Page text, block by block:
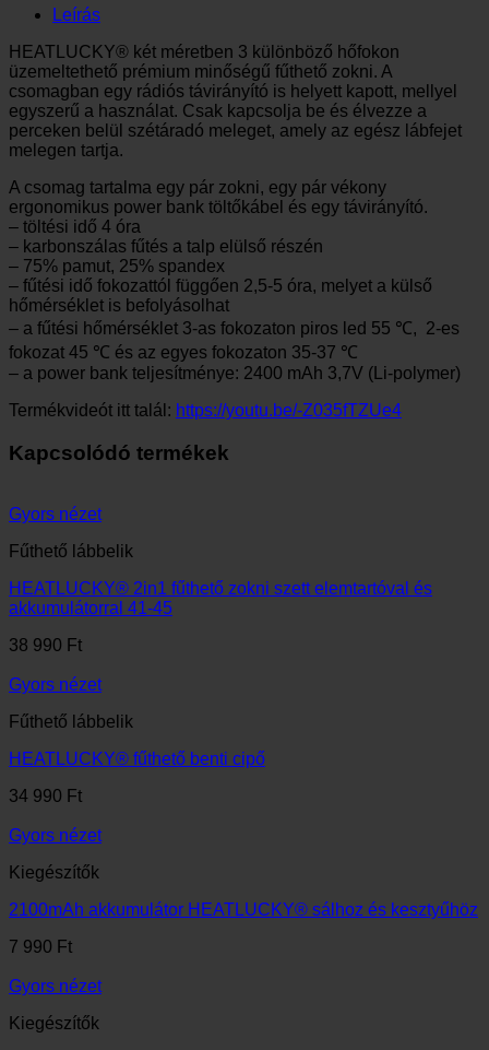
Leírás
HEATLUCKY® két méretben 3 különböző hőfokon
üzemeltethető prémium minőségű fűthető zokni. A
csomagban egy rádiós távirányító is helyett kapott, mellyel
egyszerű a használat. Csak kapcsolja be és élvezze a
perceken belül szétáradó meleget, amely az egész lábfejet
melegen tartja.
A csomag tartalma egy pár zokni, egy pár vékony
ergonomikus power bank töltőkábel és egy távirányító.
– töltési idő 4 óra
– karbonszálas fűtés a talp elülső részén
– 75% pamut, 25% spandex
– fűtési idő fokozattól függően 2,5-5 óra, melyet a külső
hőmérséklet is befolyásolhat
– a fűtési hőmérséklet 3-as fokozaton piros led 55 ℃, 2-es
fokozat 45 ℃ és az egyes fokozaton 35-37 ℃
– a power bank teljesítménye: 2400 mAh 3,7V (Li-polymer)
Termékvideót itt talál: https://youtu.be/-Z035fTZUe4
Kapcsolódó termékek
Gyors nézet
Fűthető lábbelik
HEATLUCKY® 2in1 fűthető zokni szett elemtartóval és
akkumulátorral 41-45
38 990 Ft
Gyors nézet
Fűthető lábbelik
HEATLUCKY® fűthető benti cipő
34 990 Ft
Gyors nézet
Kiegészítők
2100mAh akkumulátor HEATLUCKY® sálhoz és kesztyűhöz
7 990 Ft
Gyors nézet
Kiegészítők